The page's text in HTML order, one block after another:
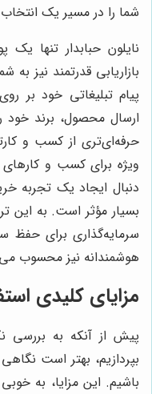
شما را در مسیر یک
نایلون حبابدار تنها
بازاریابی قدرتمند نیز
پیام تبلیغاتی خود بر
ارسال محصول، برند خود
حرفه‌ای‌تری از کسب و
ویژه برای کسب و کارهای
دنبال ایجاد یک تجربه
بسیار مؤثر است. به این
سرمایه‌گذاری برای حفظ
هوشمندانه نیز محسوب
مزایای کلیدی
پیش از آنکه به بررسی
بپردازیم، بهتر است
باشیم. این مزایا، به